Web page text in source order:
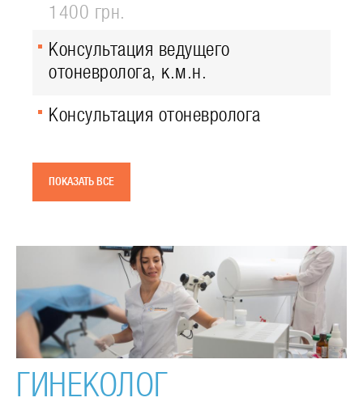
1400 грн.
Консультация ведущего
отоневролога, к.м.н.
Консультация отоневролога
ПОКАЗАТЬ ВСЕ
ГИНЕКОЛОГ